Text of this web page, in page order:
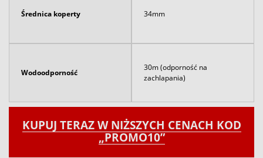
Średnica koperty 34mm
Wodoodporność
30m (odporność na
zachlapania)
KUPUJ TERAZ W NIŻSZYCH CENACH KOD
„PROMO10”